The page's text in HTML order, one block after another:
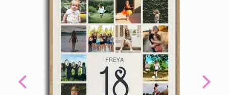
Previous Next